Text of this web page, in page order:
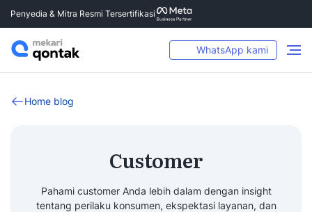
Penyedia & Mitra Resmi Tersertifikasi
WhatsApp kami
Home blog
Customer
Pahami customer Anda lebih dalam dengan insight
tentang perilaku konsumen, ekspektasi layanan, dan